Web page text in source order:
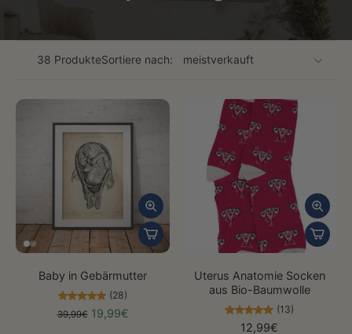
38 ProdukteSortiere nach:
Baby in Gebärmutter
(28)
39,99€ 19,99€
Uterus Anatomie Socken
aus Bio-Baumwolle
(13)
12,99€